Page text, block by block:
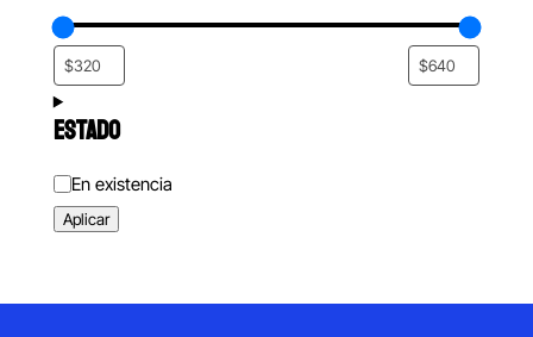
ESTADO
Estado
En existencia
Aplicar